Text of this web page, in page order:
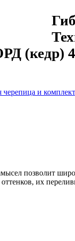
черепица и
позволит
их